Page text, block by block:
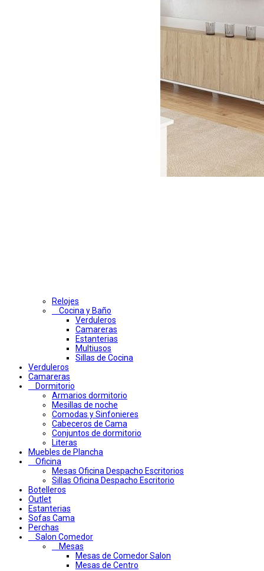
Relojes
Cocina y Baño
Verduleros
Camareras
Estanterias
Multiusos
Sillas de Cocina
Verduleros
Camareras
Dormitorio
Armarios dormitorio
Mesillas de noche
Comodas y Sinfonieres
Cabeceros de Cama
Conjuntos de dormitorio
Literas
Muebles de Plancha
Oficina
Mesas Oficina Despacho Escritorios
Sillas Oficina Despacho Escritorio
Botelleros
Outlet
Estanterias
Sofas Cama
Perchas
Salon Comedor
Mesas
Mesas de Comedor Salon
Mesas de Centro